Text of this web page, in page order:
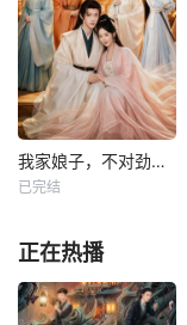
我家娘子，不对劲第四季
已完结
正在热播